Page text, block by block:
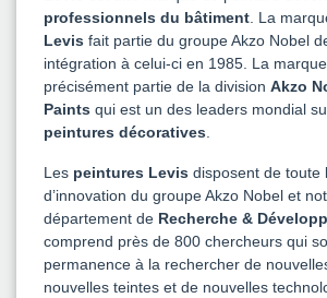
professionnels du bâtiment. La
Levis fait partie du groupe Akzo Nobel
intégration à celui-ci en 1985. La
précisément partie de la division Akzo
Paints qui est un des leaders mondial
peintures décoratives.
Les peintures Levis disposent de toute
d’innovation du groupe Akzo Nobel et
département de Recherche &
comprend près de 800 chercheurs qui
permanence à la rechercher de
nouvelles teintes et de nouvelles